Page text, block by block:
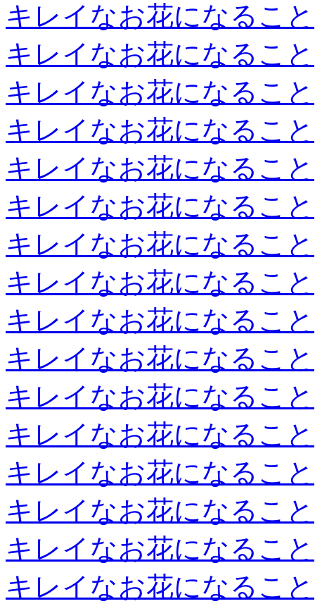
キレイなお花になること
キレイなお花になること
キレイなお花になること
キレイなお花になること
キレイなお花になること
キレイなお花になること
キレイなお花になること
キレイなお花になること
キレイなお花になること
キレイなお花になること
キレイなお花になること
キレイなお花になること
キレイなお花になること
キレイなお花になること
キレイなお花になること
キレイなお花になること